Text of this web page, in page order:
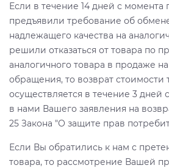
Если в течение 14 дней с момента
предъявили требование об
надлежащего качества на
решили отказаться от товара по
аналогичного товара в продаже
обращения, то возврат стоимости
осуществляется в течение 3 дней
в нами Вашего заявления на
25 Закона "О защите прав
Если Вы обратились к нам с
товара, то рассмотрение Вашей